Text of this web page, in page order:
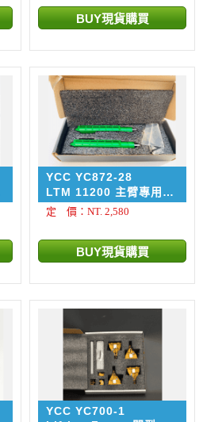
YCC YC872-28
LTM 11200 主臂專用金
屬千斤鼎 MATSUURA
定 價：NT. 2,580
YCC YC700-1